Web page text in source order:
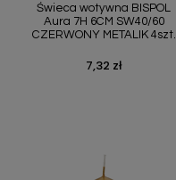
Świeca wotywna BISPOL
Aura 7H 6CM SW40/60
CZERWONY METALIK 4szt.
Cena
7,32 zł